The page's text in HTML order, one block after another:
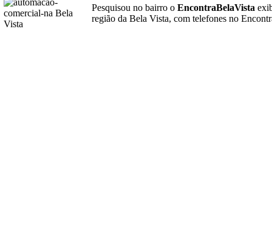
Pesquisou no bairro o EncontraBelaVista
região da Bela Vista, com telefones no